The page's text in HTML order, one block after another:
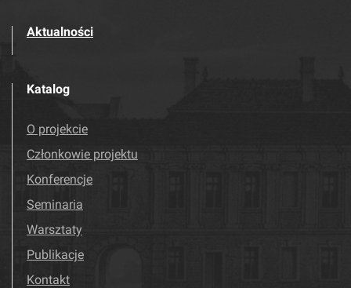
Aktualności
Katalog
O projekcie
Członkowie projektu
Konferencje
Seminaria
Warsztaty
Publikacje
Kontakt